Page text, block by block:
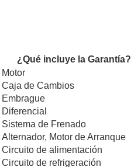
¿Qué incluye la Garantía?
Motor
Caja de Cambios
Embrague
Diferencial
Sistema de Frenado
Alternador, Motor de Arranque
Circuito de alimentación
Circuito de refrigeración